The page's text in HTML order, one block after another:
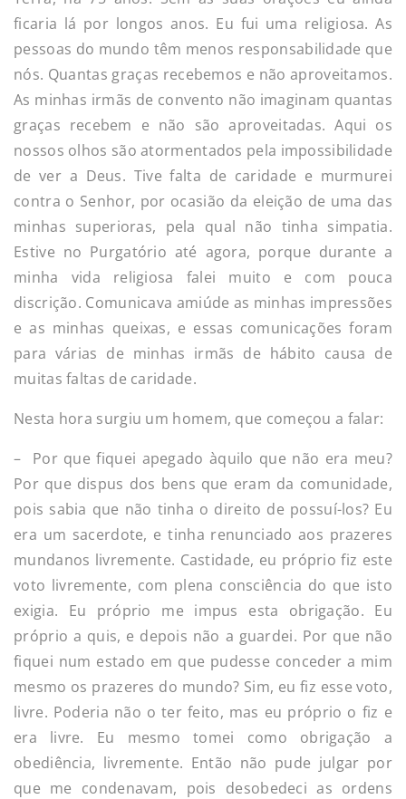
ficaria lá por longos anos. Eu fui uma religiosa. As
pessoas do mundo têm menos responsabilidade que
nós. Quantas graças recebemos e não aproveitamos.
As minhas irmãs de convento não imaginam quantas
graças recebem e não são aproveitadas. Aqui os
nossos olhos são atormentados pela impossibilidade
de ver a Deus. Tive falta de caridade e murmurei
contra o Senhor, por ocasião da eleição de uma das
minhas superioras, pela qual não tinha simpatia.
Estive no Purgatório até agora, porque durante a
minha vida religiosa falei muito e com pouca
discrição. Comunicava amiúde as minhas impressões
e as minhas queixas, e essas comunicações foram
para várias de minhas irmãs de hábito causa de
muitas faltas de caridade.
Nesta hora surgiu um homem, que começou a falar:
– Por que fiquei apegado àquilo que não era meu?
Por que dispus dos bens que eram da comunidade,
pois sabia que não tinha o direito de possuí-los? Eu
era um sacerdote, e tinha renunciado aos prazeres
mundanos livremente. Castidade, eu próprio fiz este
voto livremente, com plena consciência do que isto
exigia. Eu próprio me impus esta obrigação. Eu
próprio a quis, e depois não a guardei. Por que não
fiquei num estado em que pudesse conceder a mim
mesmo os prazeres do mundo? Sim, eu fiz esse voto,
livre. Poderia não o ter feito, mas eu próprio o fiz e
era livre. Eu mesmo tomei como obrigação a
obediência, livremente. Então não pude julgar por
que me condenavam, pois desobedeci as ordens